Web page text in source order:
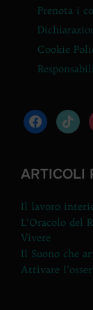
Prenota i
Cookie
facebooktiktok
ARTICOLI
Il lavoro
L’Oracolo del
Vivere
Il Suono che
Attivare